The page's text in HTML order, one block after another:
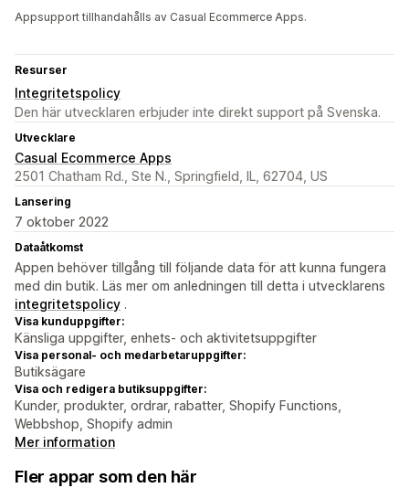
Appsupport tillhandahålls av Casual Ecommerce Apps.
Resurser
Integritetspolicy
Den här utvecklaren erbjuder inte direkt support på Svenska.
Utvecklare
Casual Ecommerce Apps
2501 Chatham Rd., Ste N., Springfield, IL, 62704, US
Lansering
7 oktober 2022
Dataåtkomst
Appen behöver tillgång till följande data för att kunna fungera
med din butik. Läs mer om anledningen till detta i utvecklarens
integritetspolicy .
Visa kunduppgifter:
Känsliga uppgifter, enhets- och aktivitetsuppgifter
Visa personal- och medarbetaruppgifter:
Butiksägare
Visa och redigera butiksuppgifter:
Kunder, produkter, ordrar, rabatter, Shopify Functions,
Webbshop, Shopify admin
Mer information
Fler appar som den här